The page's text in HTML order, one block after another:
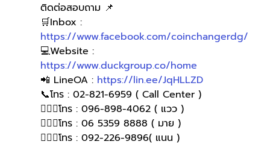
ติดต่อสอบถาม 📌
🛒Inbox :
https://www.facebook.com/coinchangerdg/
💻Website :
https://www.duckgroup.co/home
📲 LineOA : https://lin.ee/JqHLLZD
📞โทร : 02-821-6959 ( Call Center )
🙋🏻‍♀โทร : 096-898-4062 ( แวว )
🙋🏻‍♀️โทร : 06 5359 8888 ( มาย )
🙋🏻‍♀️โทร : 092-226-9896( แนน )